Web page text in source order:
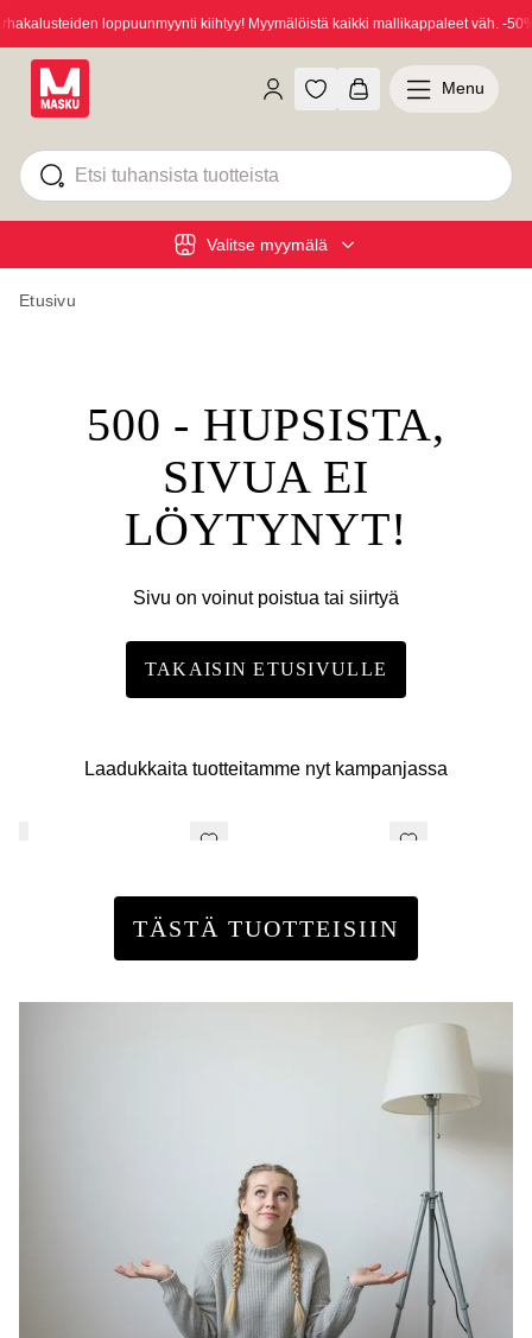
loppuunmyynti kiihtyy! Myymälöistä kaikki mallikappaleet väh. -50%!
Valitse myymälä
Menu
Etusivu
500 - HUPSISTA,
SIVUA EI
LÖYTYNYT!
Sivu on voinut poistua tai siirtyä
TAKAISIN ETUSIVULLE
Laadukkaita tuotteitamme nyt kampanjassa
TÄSTÄ TUOTTEISIIN